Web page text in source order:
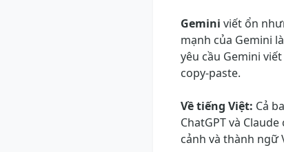
Gemini viết ổn
mạnh của Gemini
yêu cầu Gemini
copy-paste.
Về tiếng Việt: Cả
ChatGPT và
cảnh và thành ngữ